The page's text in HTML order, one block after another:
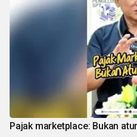
Pajak marketplace: Bukan